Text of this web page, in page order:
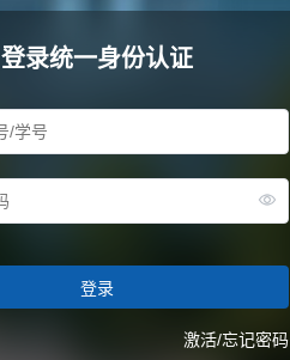
登录统一身份认证
登录
激活/忘记密码